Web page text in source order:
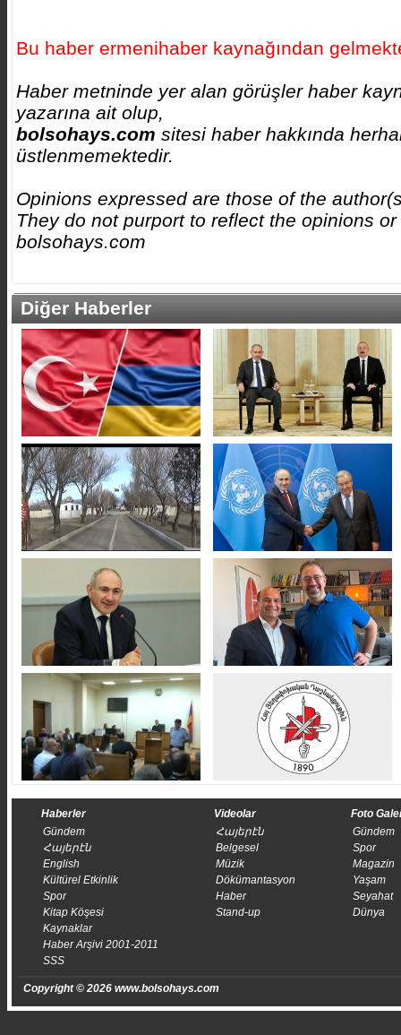
Bu haber ermenihaber kaynağından
Haber metninde yer alan görüşler haber
yazarına ait olup,
bolsohays.com sitesi haber hakkında
üstlenmemektedir.
Opinions expressed are those of the
They do not purport to reflect the opinions
bolsohays.com
Diğer Haberler
Haberler
Gündem
Հայերէն
English
Kültürel Etkinlik
Spor
Kitap Köşesi
Kaynaklar
Haber Arşivi 2001-2011
SSS
Videolar
Հայերէն
Belgesel
Müzik
Dökümantasyon
Haber
Stand-up
Foto
Gündem
Spor
Magazin
Yaşam
Seyahat
Dünya
Copyright © 2026 www.bolsohays.com